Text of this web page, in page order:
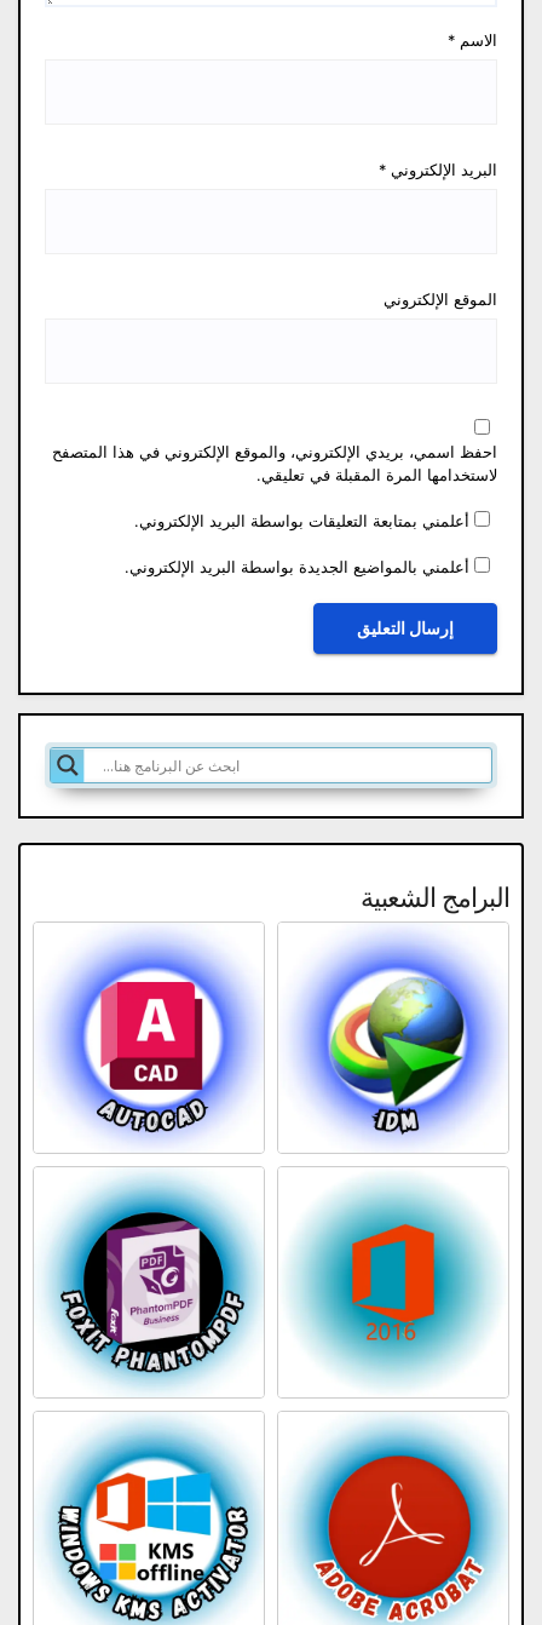
الاسم *
البريد الإلكتروني *
الموقع الإلكتروني
احفظ اسمي، بريدي الإلكتروني، والموقع الإلكتروني في هذا المتصفح
لاستخدامها المرة المقبلة في تعليقي.
أعلمني بمتابعة التعليقات بواسطة البريد الإلكتروني.
أعلمني بالمواضيع الجديدة بواسطة البريد الإلكتروني.
البرامج الشعبية